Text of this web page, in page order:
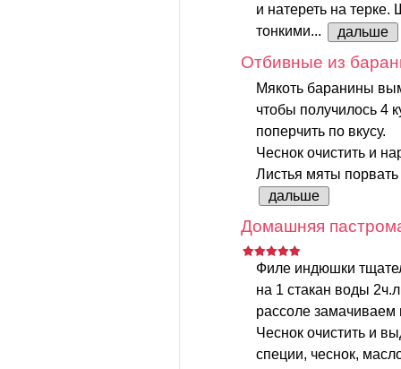
и натереть на
тонкими...
дальше
Отбивные из
Мякоть баранины
чтобы получилось 4
поперчить по вкусу.
Чеснок очистить и
Листья мяты порвать
дальше
Домашняя
Филе индюшки
на 1 стакан воды
рассоле
Чеснок очистить и
специи, чеснок,